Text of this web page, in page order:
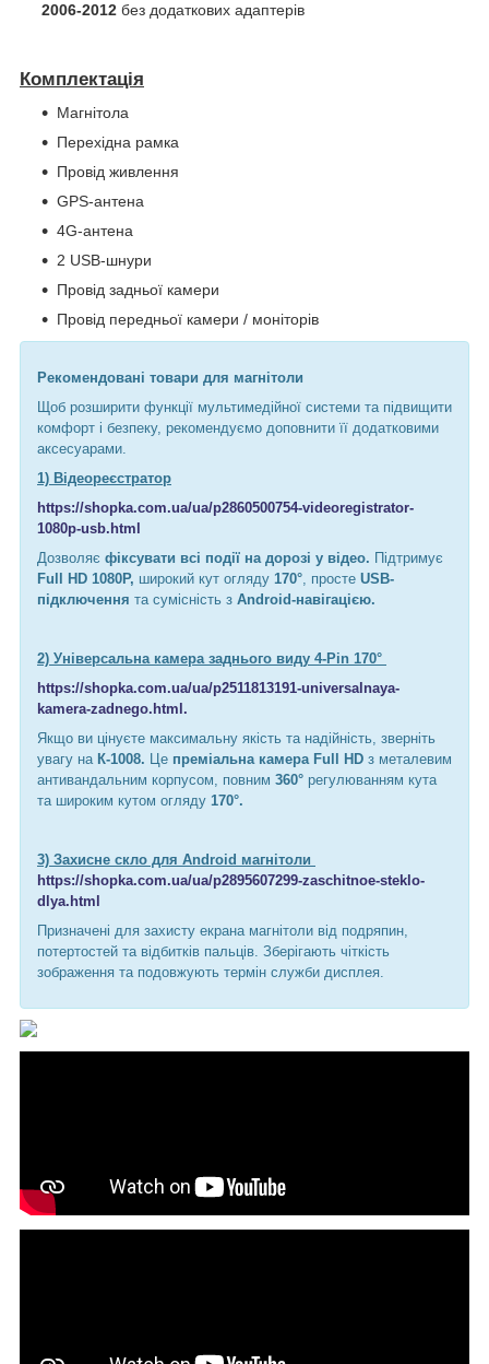
2006-2012 без додаткових адаптерів
Комплектація
Магнітола
Перехідна рамка
Провід живлення
GPS-антена
4G-антена
2 USB-шнури
Провід задньої камери
Провід передньої камери / моніторів
Рекомендовані товари для магнітоли
Щоб розширити функції мультимедійної системи та підвищити
комфорт і безпеку, рекомендуємо доповнити її додатковими
аксесуарами.
1) Відеореєстратор
https://shopka.com.ua/ua/p2860500754-videoregistrator-
1080p-usb.html
Дозволяє фіксувати всі події на дорозі у відео. Підтримує
Full HD 1080P, широкий кут огляду 170° , просте USB-
підключення та сумісність з Android-навігацією.
2) Універсальна камера заднього виду 4-Pin 170°
https://shopka.com.ua/ua/p2511813191-universalnaya-
kamera-zadnego.html.
Якщо ви цінуєте максимальну якість та надійність, зверніть
увагу на К-1008. Це преміальна камера Full HD з металевим
антивандальним корпусом, повним 360° регулюванням кута
та широким кутом огляду 170°.
3) Захисне скло для Android магнітоли
https://shopka.com.ua/ua/p2895607299-zaschitnoe-steklo-
dlya.html
Призначені для захисту екрана магнітоли від подряпин,
потертостей та відбитків пальців. Зберігають чіткість
зображення та подовжують термін служби дисплея.